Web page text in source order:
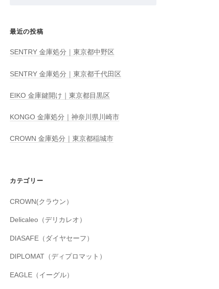
最近の投稿
SENTRY 金庫処分｜東京都中野区
SENTRY 金庫処分｜東京都千代田区
EIKO 金庫鍵開け｜東京都目黒区
KONGO 金庫処分｜神奈川県川崎市
CROWN 金庫処分｜東京都稲城市
カテゴリー
CROWN(クラウン）
Delicaleo（デリカレオ）
DIASAFE（ダイヤセーフ）
DIPLOMAT（ディプロマット）
EAGLE（イーグル）